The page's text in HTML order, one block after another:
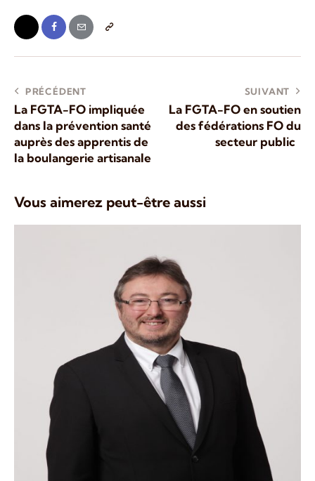
PRÉCÉDENT
La FGTA-FO impliquée
dans la prévention santé
auprès des apprentis de
la boulangerie artisanale
SUIVANT
La FGTA-FO en soutien
des fédérations FO du
secteur public
Vous aimerez peut-être aussi